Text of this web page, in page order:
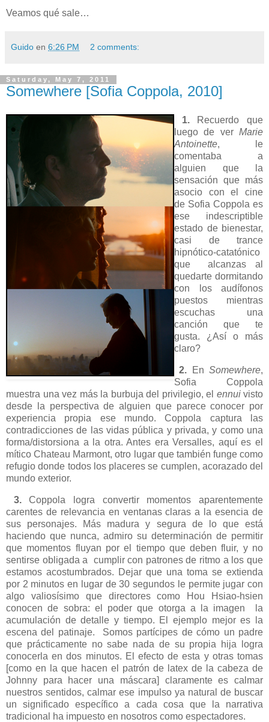
Veamos qué sale…
Guido en 6:26 PM 2 comments:
Saturday, May 7, 2011
Somewhere [Sofia Coppola, 2010]
1. Recuerdo que
luego de ver Marie
Antoinette, le
comentaba a
alguien que la
sensación que más
asocio con el cine
de Sofia Coppola es
ese indescriptible
estado de bienestar,
casi de trance
hipnótico-catatónico
que alcanzas al
quedarte dormitando
con los audífonos
puestos mientras
escuchas una
canción que te
gusta. ¿Así o más
claro?
2. EnSomewhere,
Sofia Coppola
muestra una vez más la burbuja del privilegio, el ennuivisto
desde la perspectiva de alguien que parece conocer por
experiencia propia ese mundo. Coppola captura las
contradicciones de las vidas pública y privada, y como una
forma/distorsiona a la otra. Antes era Versalles, aquí es el
mítico Chateau Marmont, otro lugar que también funge como
refugio donde todos los placeres se cumplen, acorazado del
mundo exterior.
3.Coppola logra convertir momentos aparentemente
carentes de relevancia en ventanas claras a la esencia de
sus personajes. Más madura y segura de lo que está
haciendo que nunca, admiro su determinación de permitir
que momentos fluyan por el tiempo que deben fluir, y no
sentirse obligada a cumplir con patrones de ritmo a los que
estamos acostumbrados. Dejar que una toma se extienda
por 2 minutos en lugar de 30 segundos le permite jugar con
algo valiosísimo que directores como Hou Hsiao-hsien
conocen de sobra: el poder que otorga a la imagen la
acumulación de detalle y tiempo. El ejemplo mejor es la
escena del patinaje. Somos partícipes de cómo un padre
que prácticamente no sabe nada de su propia hija logra
conocerla en dos minutos. El efecto de esta y otras tomas
[como en la que hacen el patrón de latex de la cabeza de
Johnny para hacer una máscara] claramente es calmar
nuestros sentidos, calmar ese impulso ya natural de buscar
un significado específico a cada cosa que la narrativa
tradicional ha impuesto en nosotros como espectadores.